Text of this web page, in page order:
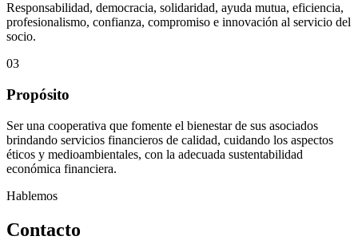
Responsabilidad, democracia, solidaridad, ayuda mutua, eficiencia,
profesionalismo, confianza, compromiso e innovación al servicio del
socio.
03
Propósito
Ser una cooperativa que fomente el bienestar de sus asociados
brindando servicios financieros de calidad, cuidando los aspectos
éticos y medioambientales, con la adecuada sustentabilidad
económica financiera.
Hablemos
Contacto